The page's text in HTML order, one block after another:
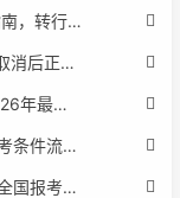
珠三角上班族必看｜2026 心理咨询师考证指南，转行副业、情绪疏导双收益
2026 心理咨询师报考完整解析｜2017 国考取消后正规报考标准、流程避坑指南
2026年人工智能训练师报考条件与流程：2026年最新官方要求全面解读
2026医疗陪诊顾问报名入口已公布，全国报考条件流程政策全解析
2026年医疗陪诊顾问（陪诊师）招生启动，全国报考指南附报名官网